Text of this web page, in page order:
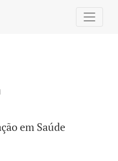
em Saúde